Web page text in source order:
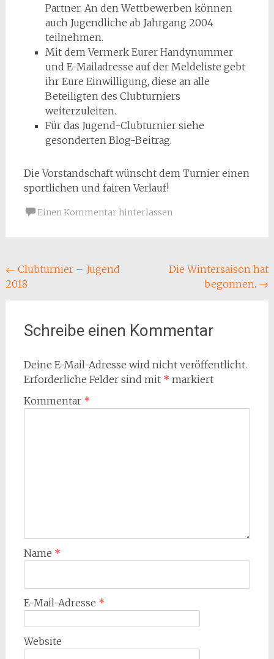
Partner. An den Wettbewerben können
auch Jugendliche ab Jahrgang 2004
teilnehmen.
Mit dem Vermerk Eurer Handynummer
und E-Mailadresse auf der Meldeliste gebt
ihr Eure Einwilligung, diese an alle
Beteiligten des Clubturniers
weiterzuleiten.
Für das Jugend-Clubturnier siehe
gesonderten Blog-Beitrag.
Die Vorstandschaft wünscht dem Turnier einen
sportlichen und fairen Verlauf!
Einen Kommentar hinterlassen
Beitragsnavigation
← Clubturnier – Jugend
2018
Die Wintersaison hat
begonnen. →
Schreibe einen Kommentar
Deine E-Mail-Adresse wird nicht veröffentlicht.
Erforderliche Felder sind mit * markiert
Kommentar *
Name *
E-Mail-Adresse *
Website